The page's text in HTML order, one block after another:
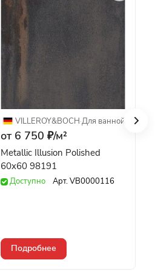
VILLEROY&BOCH·Для ванной
от 6 750 ₽/м²
Metallic Illusion Polished
60x60 98191
Доступно Арт.VB0000116
Подробнее